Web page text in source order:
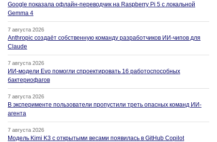
Google показала офлайн-переводчик на Raspberry Pi 5 с локальной
Gemma 4
7 августа 2026
Anthropic создаёт собственную команду разработчиков ИИ-чипов для
Claude
7 августа 2026
ИИ-модели Evo помогли спроектировать 16 работоспособных
бактериофагов
7 августа 2026
В эксперименте пользователи пропустили треть опасных команд ИИ-
агента
7 августа 2026
Модель Kimi K3 с открытыми весами появилась в GitHub Copilot